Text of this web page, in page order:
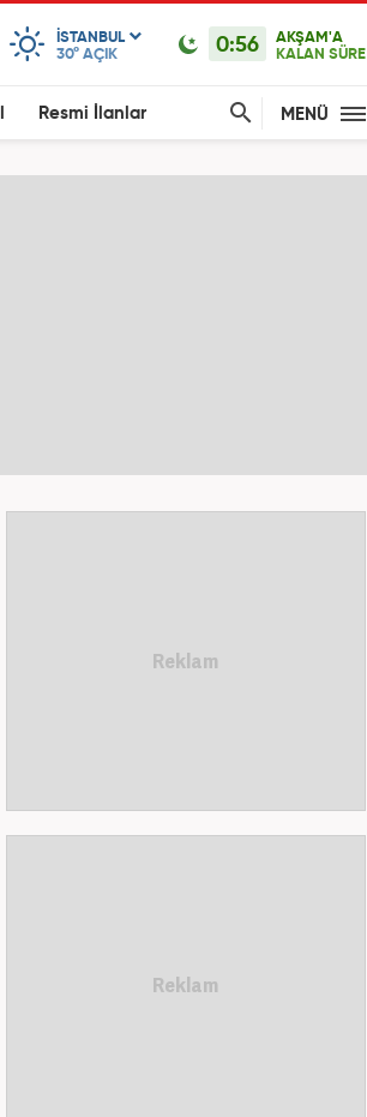
ISTANBUL
30° AÇIK 0:56
AKŞAM'A
KALAN SÜRE
Resmi İlanlar MENÜ